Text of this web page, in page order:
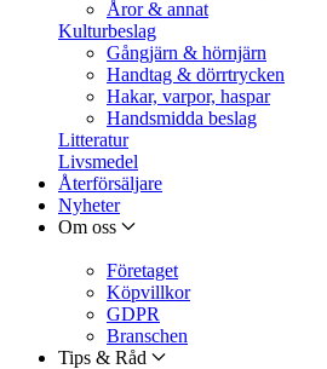
Åror & annat
Kulturbeslag
Gångjärn & hörnjärn
Handtag & dörrtrycken
Hakar, varpor, haspar
Handsmidda beslag
Litteratur
Livsmedel
Återförsäljare
Nyheter
Om oss
Företaget
Köpvillkor
GDPR
Branschen
Tips & Råd